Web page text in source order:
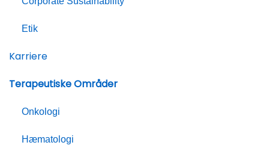
Etik
Karriere
Terapeutiske Områder
Onkologi
Hæmatologi